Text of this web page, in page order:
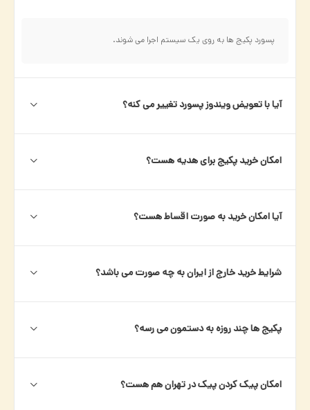
پسورد پکیج ها به روی یک سیستم اجرا می شوند.
آیا با تعویض ویندوز پسورد تغییر می کنه؟
امکان خرید پکیج برای هدیه هست؟
آیا امکان خرید به صورت اقساط هست؟
شرایط خرید خارج از ایران به چه صورت می باشد؟
پکیج ها چند روزه به دستمون می رسه؟
امکان پیک کردن پیک در تهران هم هست؟